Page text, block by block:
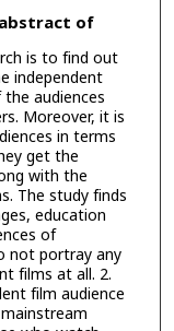
of
is to find out
independent
audiences
Moreover, it is
in terms
get the
with the
The study finds
education
of
not portray any
films at all. 2.
film audience